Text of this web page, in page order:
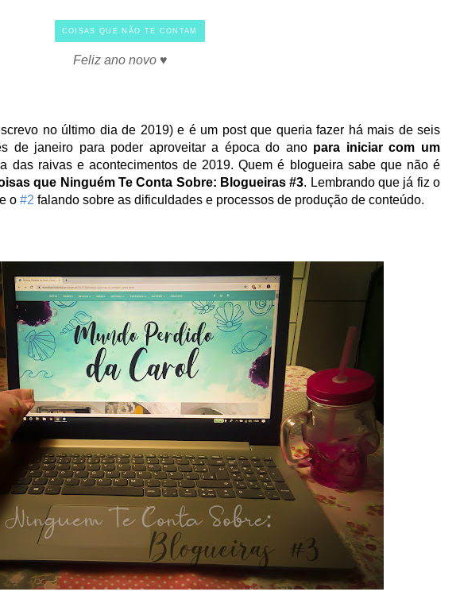
COISAS QUE NÃO TE CONTAM
Feliz ano novo ♥
no último dia de 2019) e é um post que queria fazer há mais de seis
de janeiro para poder aproveitar a época do anopara iniciar com um
das raivas e acontecimentos de 2019. Quem é blogueira sabe que não é
que Ninguém Te Conta Sobre: Blogueiras #3. Lembrando que já fiz o
o #2 falando sobre as dificuldades e processos de produção de conteúdo.